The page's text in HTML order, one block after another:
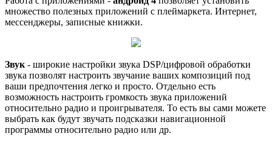
множество полезных приложений с плеймаркета. Интернет,
мессенджеры, записные книжки.
Звук - широкие настройки звука DSP/цифровой обработки
звука позволят настроить звучание ваших композиций под
ваши предпочтения легко и просто. Отдельно есть
возможность настроить громкость звука приложений
относительно радио и проигрывателя. То есть вы сами можете
выбрать как будут звучать подсказки навигационной
программы относительно радио или др.